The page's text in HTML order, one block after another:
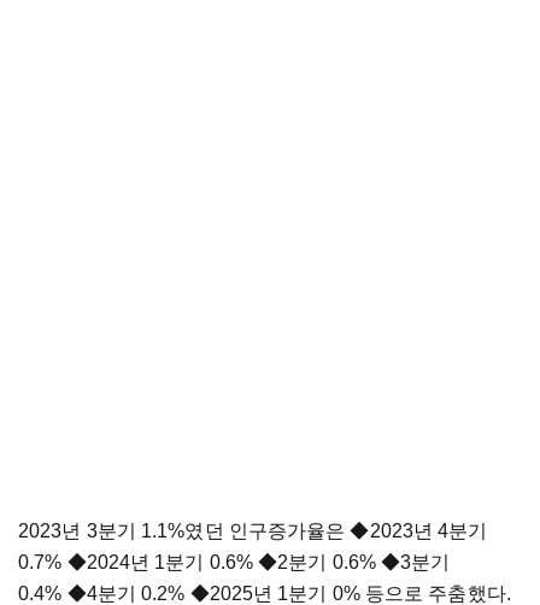
2023년 3분기 1.1%였던 인구증가율은◆2023년 4분기
0.7% ◆2024년 1분기 0.6% ◆2분기 0.6% ◆3분기
0.4% ◆4분기 0.2% ◆2025년 1분기 0% 등으로 주춤했다.